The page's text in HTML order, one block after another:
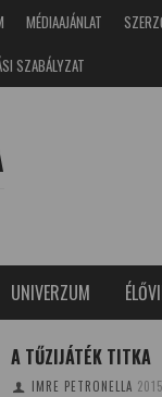
MÉDIAAJÁNLAT
SZABÁLYZAT
UNIVERZUM
KÉT ROBOTTÁVCSŐ
MAGYARORSZÁGON